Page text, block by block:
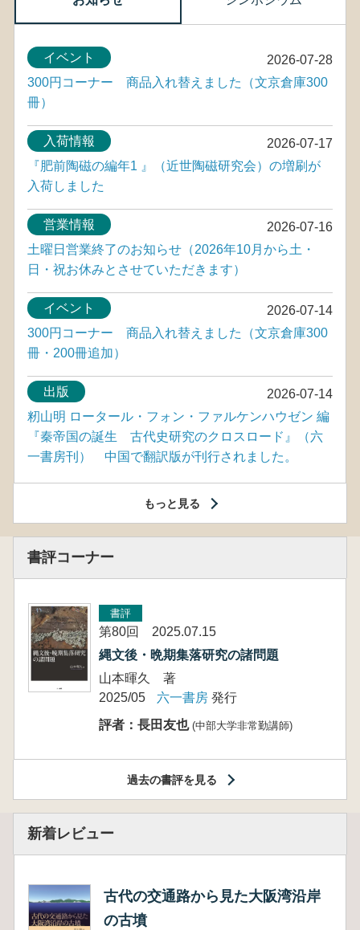
2026-07-28
イベント
300円コーナー 商品入れ替えました（文京倉庫300
冊）
2026-07-17
入荷情報
『肥前陶磁の編年1 』（近世陶磁研究会）の増刷が
入荷しました
2026-07-16
営業情報
土曜日営業終了のお知らせ（2026年10月から土・
日・祝お休みとさせていただきます）
2026-07-14
イベント
300円コーナー 商品入れ替えました（文京倉庫300
冊・200冊追加）
2026-07-14
出版
籾山明 ロータール・フォン・ファルケンハウゼン 編
『秦帝国の誕生 古代史研究のクロスロード』（六
一書房刊） 中国で翻訳版が刊行されました。
もっと見る
書評コーナー
書評
第80回 2025.07.15
縄文後・晩期集落研究の諸問題
山本暉久 著
2025/05
六一書房 発行
評者：長田友也 (中部大学非常勤講師)
過去の書評を見る
新着レビュー
古代の交通路から見た大阪湾沿岸
の古墳